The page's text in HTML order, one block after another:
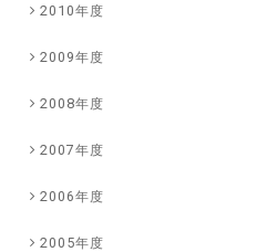
2010年度
2009年度
2008年度
2007年度
2006年度
2005年度